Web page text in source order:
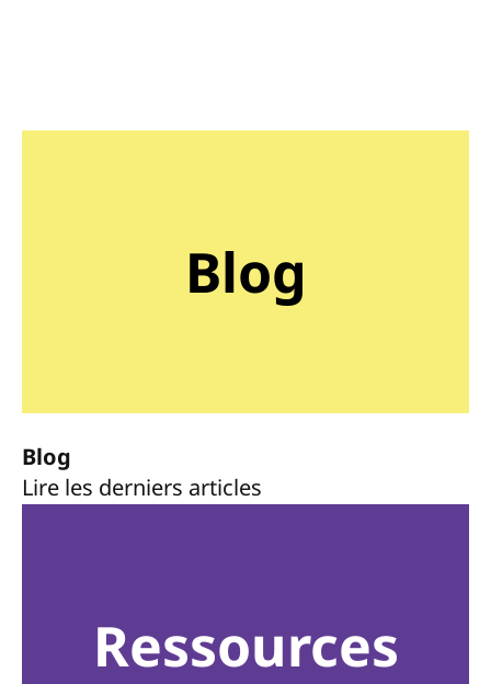
Blog
Blog
Lire les derniers articles
Ressources